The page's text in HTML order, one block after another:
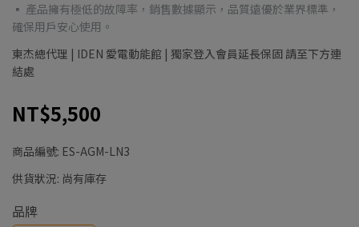
▪ 產品擁有極低的故障率，銷售數據顯示，品質遠優於業界標準，
確保用戶安心使用。
東杰總代理 | IDEN 愛電動能館 | 獨家登入會員延長保固 請至下方連
結處
NT$5,500
商品編號: ES-AGM-LN3
供貨狀況: 尚有庫存
品牌